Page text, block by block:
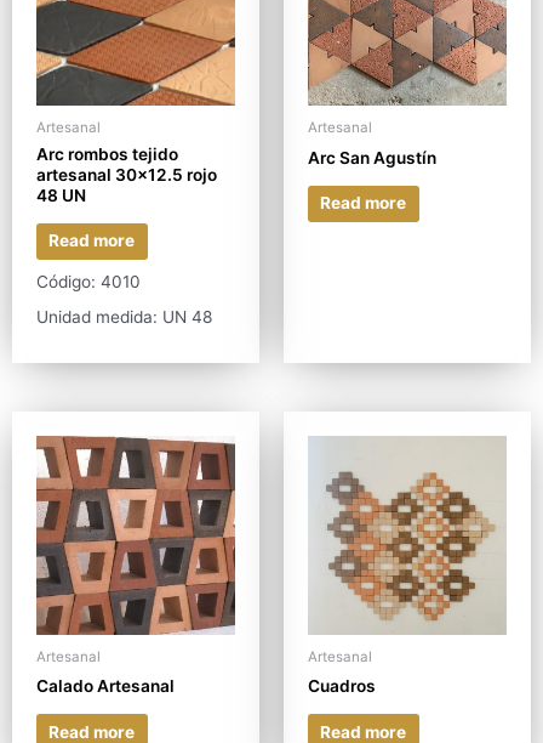
Artesanal
Arc rombos tejido
artesanal 30×12.5 rojo
48 UN
Read more
Código: 4010
Unidad medida: UN 48
Artesanal
Arc San Agustín
Read more
Artesanal
Calado Artesanal
Read more
Artesanal
Cuadros
Read more